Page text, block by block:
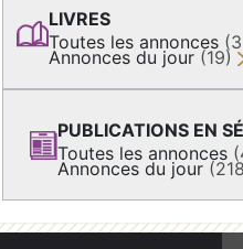
LIVRES
Toutes les annonces
Annonces du jour (19)
PUBLICATIONS EN
Toutes les annonces
Annonces du jour